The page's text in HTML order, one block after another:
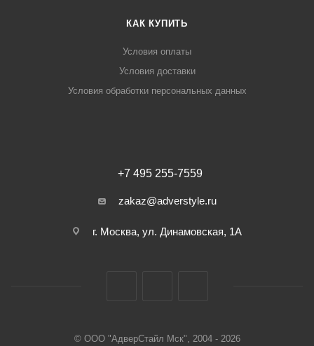
КАК КУПИТЬ
Условия оплаты
Условия доставки
Условия обработки персональных данных
+7 495 255-7559
zakaz@adverstyle.ru
г. Москва, ул. Динамовская, 1А
© ООО "АдверСтайл Мск", 2004 - 2026